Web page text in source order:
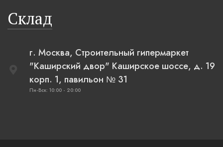
Склад
г. Москва, Строительный гипермаркет
"Каширский двор" Каширское шоссе, д. 19
корп. 1, павильон № 31
Пн-Вск: 10:00 - 20:00